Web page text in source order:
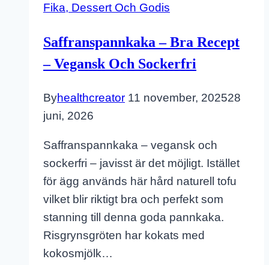
Fika, Dessert Och Godis
Saffranspannkaka – Bra Recept
– Vegansk Och Sockerfri
Byhealthcreator 11 november, 202528
juni, 2026
Saffranspannkaka – vegansk och
sockerfri – javisst är det möjligt. Istället
för ägg används här hård naturell tofu
vilket blir riktigt bra och perfekt som
stanning till denna goda pannkaka.
Risgrynsgröten har kokats med
kokosmjölk…